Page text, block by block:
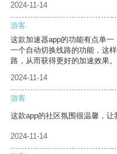
2024-11-14
游客
这款加速器app的功能有点单
一个自动切换线路的功能，这
路，从而获得更好的加速效果。
2024-11-14
游客
这款app的社区氛围很温馨，让
2024-11-14